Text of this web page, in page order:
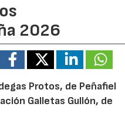
2026
Protos, de Peñafiel
Galletas Gullón, de